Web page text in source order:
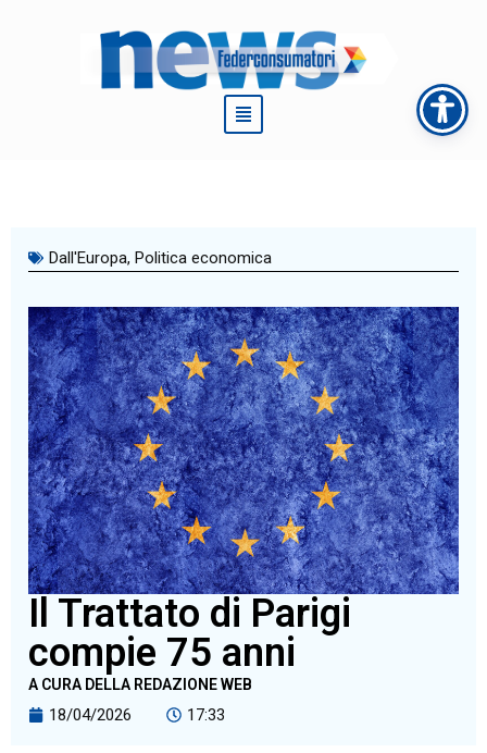
Dall'Europa, Politica economica
Il Trattato di Parigi
compie 75 anni
A CURA DELLA REDAZIONE WEB
18/04/2026 17:33